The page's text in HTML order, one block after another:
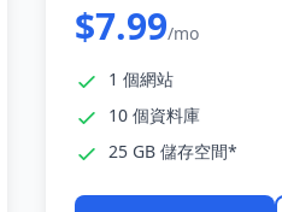
$7.99/mo
1 個網站
10 個資料庫
25 GB 儲存空間*